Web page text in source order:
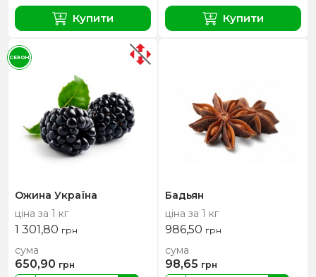
Купити Купити
Ожина Україна
ціна за 1 кг
1 301,80 грн
сума
650,90 грн
СЕЗОН
Бадьян
ціна за 1 кг
986,50 грн
сума
98,65 грн